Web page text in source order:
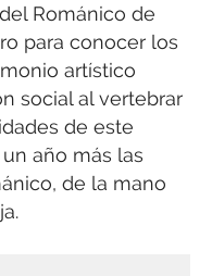
Románico de
para conocer los
artístico
social al vertebrar
de este
año más las
de la mano